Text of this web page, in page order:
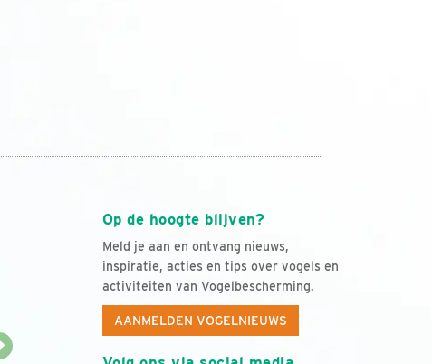
Op de hoogte blijven?
Meld je aan en ontvang nieuws,
inspiratie, acties en tips over vogels en
activiteiten van Vogelbescherming.
AANMELDEN VOGELNIEUWS